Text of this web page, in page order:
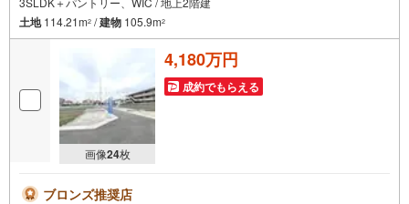
土地114.21m2 /建物 105.9m2
画像24枚
4,180万円
成約でもらえる
ブロンズ推奨店